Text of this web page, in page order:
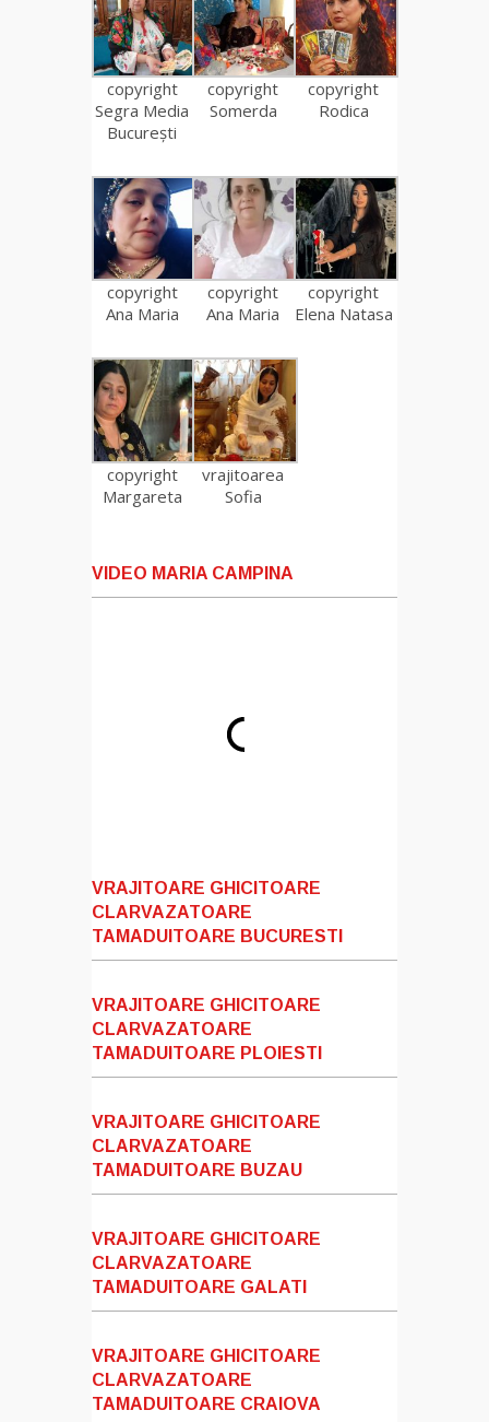
copyright
Segra Media
București
copyright
Somerda
copyright
Rodica
copyright
Ana Maria
copyright
Ana Maria
copyright
Elena Natasa
copyright
Margareta
vrajitoarea
Sofia
VIDEO MARIA CAMPINA
VRAJITOARE GHICITOARE
CLARVAZATOARE
TAMADUITOARE BUCURESTI
VRAJITOARE GHICITOARE
CLARVAZATOARE
TAMADUITOARE PLOIESTI
VRAJITOARE GHICITOARE
CLARVAZATOARE
TAMADUITOARE BUZAU
VRAJITOARE GHICITOARE
CLARVAZATOARE
TAMADUITOARE GALATI
VRAJITOARE GHICITOARE
CLARVAZATOARE
TAMADUITOARE CRAIOVA